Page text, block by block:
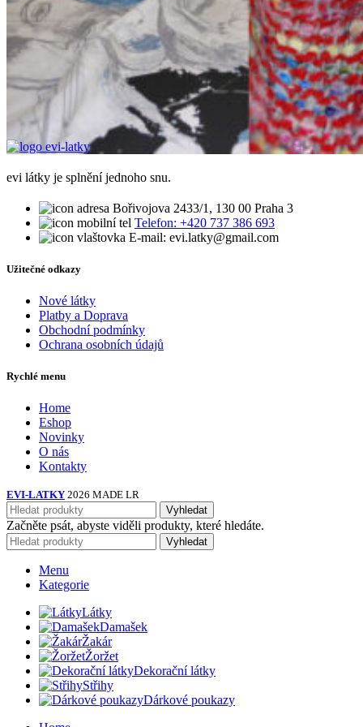
evi látky je splnění jednoho snu.
Bořivojova 2433/1, 130 00 Praha 3
Telefon: +420 737 386 693
E-mail: evi.latky@gmail.com
Užitečné odkazy
Nové látky
Platby a Doprava
Obchodní podmínky
Ochrana osobních údajů
Rychlé menu
Home
Eshop
Novinky
O nás
Kontakty
EVI-LATKY 2026 MADE LR
Vyhledat
Začněte psát, abyste viděli produkty, které hledáte.
Vyhledat
Menu
Kategorie
Látky
Damašek
Žakár
Žoržet
Dekorační látky
Střihy
Dárkové poukazy